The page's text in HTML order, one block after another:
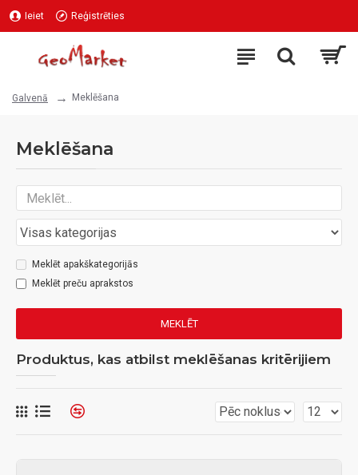
Ieiet Reģistrēties
Galvenā Meklēšana
Meklēšana
Meklēt apakškategorijās
Meklēt preču aprakstos
MEKLĒT
Produktus, kas atbilst meklēšanas kritērijiem